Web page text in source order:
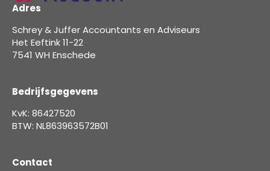
Adres
Schrey & Juffer Accountants en Adviseurs
Het Eeftink 11-22
7541 WH Enschede
Bedrijfsgegevens
KvK: 86427520
BTW: NL863963572B01
Contact